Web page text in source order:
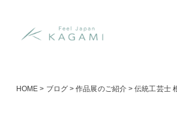
HOME > ブログ>作品展のご紹介>伝統工芸士